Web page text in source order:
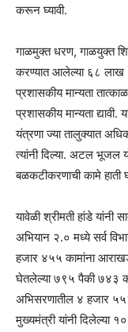
करून घ्यावी.
गाळमुक्त धरण, गाळयुक्त
करण्यात आलेल्या ६८ लाख
प्रशासकीय मान्यता
प्रशासकीय मान्यता
यंत्रणा ज्या तालुक्यात
त्यांनी दिल्या. अटल भूजल
बळकटीकरणाची कामे हाती
यावेळी श्रीमती हांडे यांनी
अभियान २.० मध्ये सर्व
हजार ४५५ कामांना
घेतलेल्या ७९५ पैकी ७४३
अभिसरणातील ४ हजार
मुख्यमंत्री यांनी दिलेल्या